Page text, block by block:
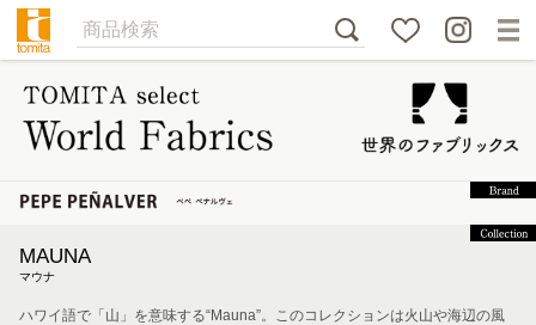
MAUNA
マウナ
ハワイ語で「山」を意味する“Mauna”。このコレクションは火山や海辺の風